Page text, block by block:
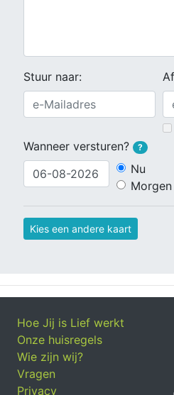
Stuur naar:
Wanneer versturen?
?
Nu
Morgen
Kies een andere kaart
Hoe Jij is Lief werkt
Onze huisregels
Wie zijn wij?
Vragen
Privacy